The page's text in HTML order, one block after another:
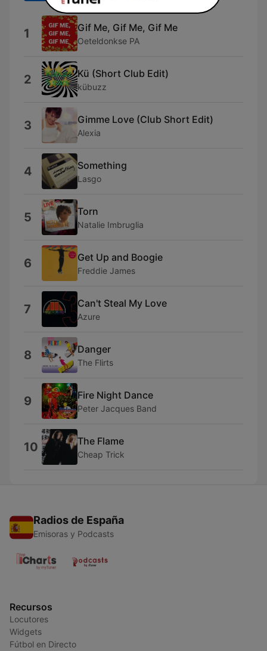
1 Gif Me, Gif Me, Gif Me
Oeteldonkse PA
2 Kü (Short Club Edit)
kübuzz
3 Gimme Love (Club Short Edit)
Alexia
4 Something
Lasgo
5 Torn
Natalie Imbruglia
6 Get Up and Boogie
Freddie James
7 Can't Steal My Love
Azure
8 Danger
The Flirts
9 Fire Night Dance
Peter Jacques Band
10 The Flame
Cheap Trick
Radios de España
Emisoras y Podcasts
Recursos
Locutores
Widgets
Fútbol en Directo